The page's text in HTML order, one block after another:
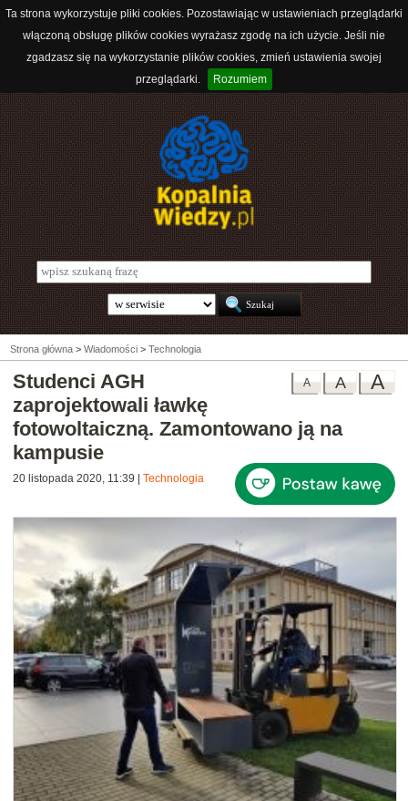
Ta strona wykorzystuje pliki cookies. Pozostawiając w ustawieniach przeglądarki
włączoną obsługę plików cookies wyrażasz zgodę na ich użycie. Jeśli nie
zgadzasz się na wykorzystanie plików cookies, zmień ustawienia swojej
przeglądarki.
Rozumiem
Strona główna > Wiadomości > Technologia
A
A
A
Studenci AGH
zaprojektowali ławkę
fotowoltaiczną. Zamontowano ją na
kampusie
20 listopada 2020, 11:39 Technologia